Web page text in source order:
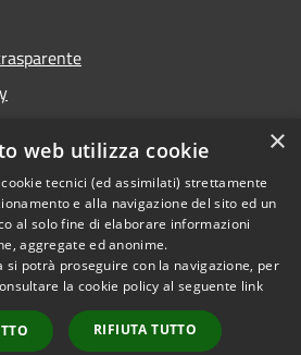
Copyright © 2026 • Comune di
Bolano • Powered by
Municipium•
Accesso
×
web utilizza cookie
tecnici (ed assimilati) strettamente
e alla navigazione del sito ed un
al solo fine di elaborare informazioni
aggregate ed anonime.
si potrà proseguire con la navigazione, per
la cookie policy al seguente link
RIFIUTA TUTTO